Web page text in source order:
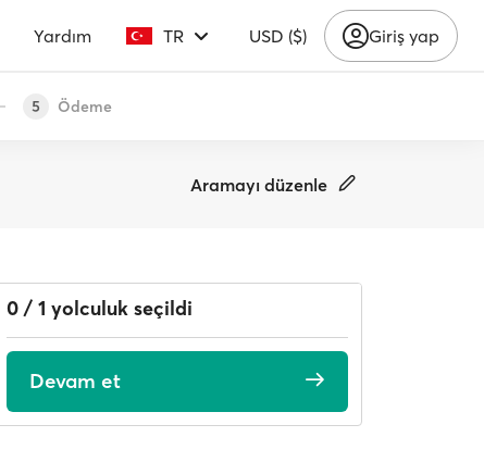
Yardım TR USD ($) Giriş yap
5 Ödeme
Aramayı düzenle
0 / 1 yolculuk seçildi
Devam et